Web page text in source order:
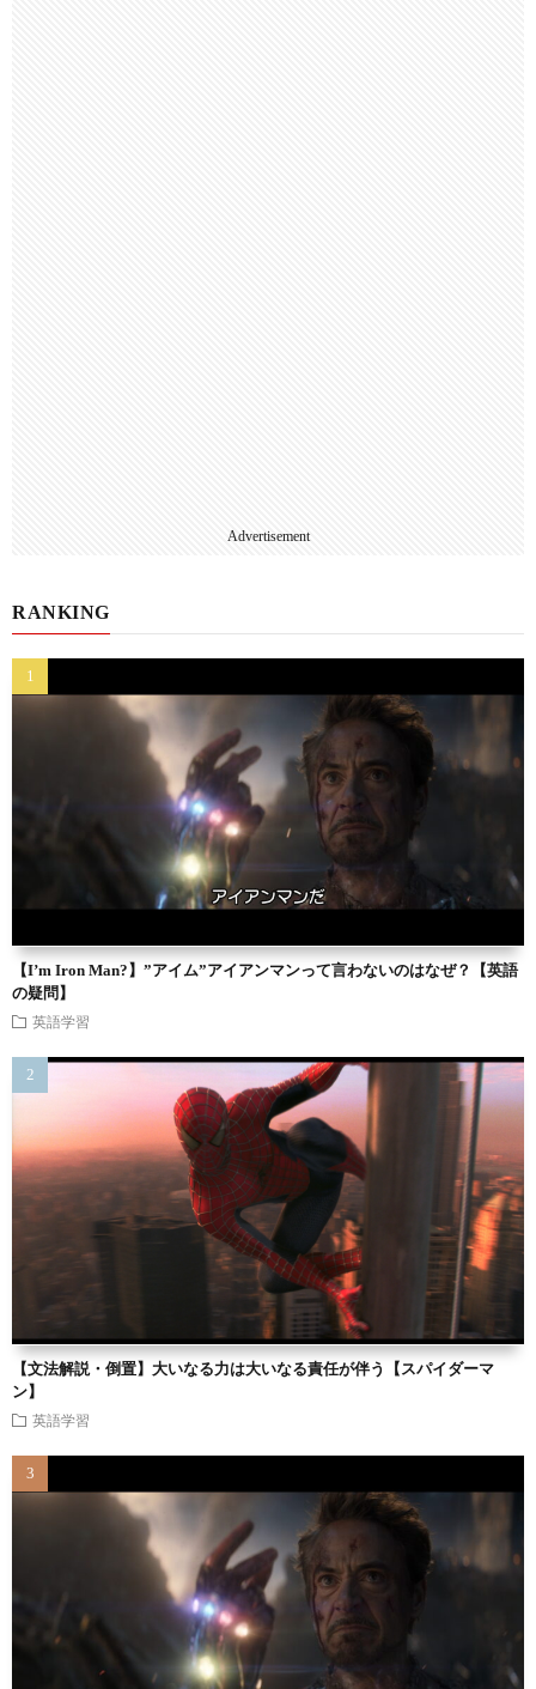
Advertisement
RANKING
【I’m Iron Man?】”アイム”アイアンマンって言わないのはなぜ？【英語
の疑問】
英語学習
【文法解説・倒置】大いなる力は大いなる責任が伴う【スパイダーマ
ン】
英語学習